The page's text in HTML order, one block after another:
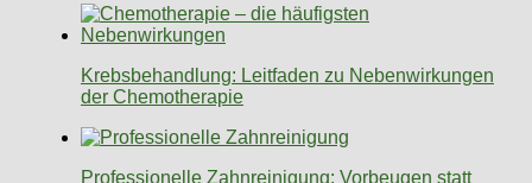
Krebsbehandlung: Leitfaden zu Nebenwirkungen
der Chemotherapie
Professionelle Zahnreinigung: Vorbeugen statt